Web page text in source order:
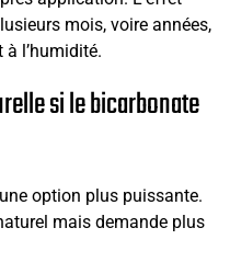
mois, voire années,
l’humidité.
si le bicarbonate
option plus puissante.
mais demande plus